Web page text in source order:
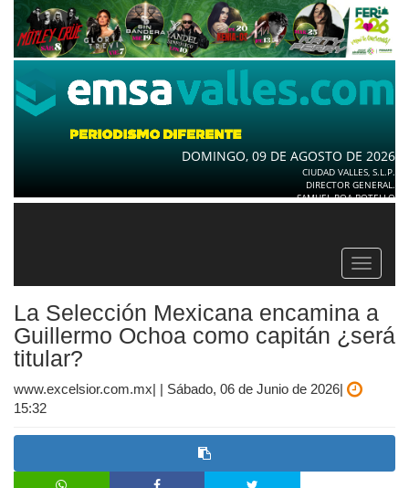
DOMINGO, 09 DE AGOSTO DE 2026
CIUDAD VALLES, S.L.P.
DIRECTOR GENERAL.
SAMUEL ROA BOTELLO
Toggle
La Selección Mexicana encamina a
Guillermo Ochoa como capitán ¿será
titular?
www.excelsior.com.mx| | Sábado, 06 de Junio de 2026|
15:32